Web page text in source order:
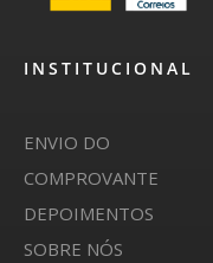
INSTITUCIONAL
ENVIO DO
COMPROVANTE
DEPOIMENTOS
SOBRE NÓS